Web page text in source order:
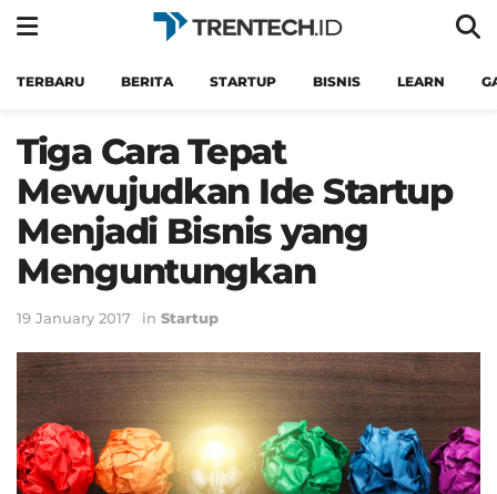
TERBARU BERITA STARTUP BISNIS LEARN
Tiga Cara Tepat
Mewujudkan Ide Startup
Menjadi Bisnis yang
Menguntungkan
19 January 2017 in Startup